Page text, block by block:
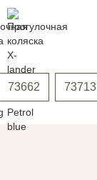
73662 73713